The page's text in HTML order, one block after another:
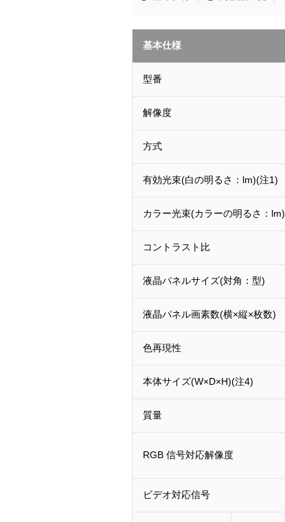
基本仕様
型番
解像度
方式
有効光束(白の明るさ：lm)(注1)
カラー光束(カラーの明るさ：lm)
コントラスト比
液晶パネルサイズ(対角：型)
液晶パネル画素数(横×縦×枚数)
色再現性
本体サイズ(W×D×H)(注4)
質量
RGB 信号対応解像度
ビデオ対応信号